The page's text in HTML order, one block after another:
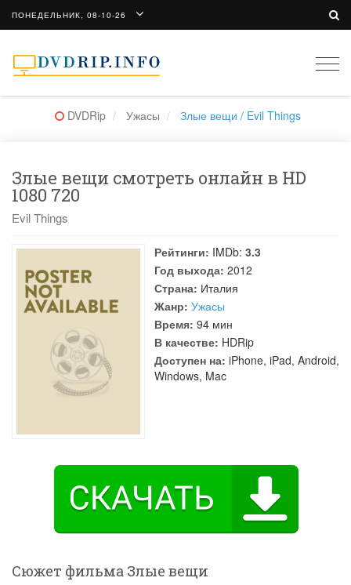
ПОНЕДЕЛЬНИК, 08-10-26
DVDRip Ужасы Злые вещи / Evil Things
Злые вещи смотреть онлайн в HD
1080 720
Evil Things
Рейтинги: IMDb: 3.3
Год выхода: 2012
Страна: Италия
Жанр: Ужасы
Время: 94 мин
В качестве: HDRip
Доступен на: iPhone, iPad, Android,
Windows, Mac
Сюжет фильма Злые вещи